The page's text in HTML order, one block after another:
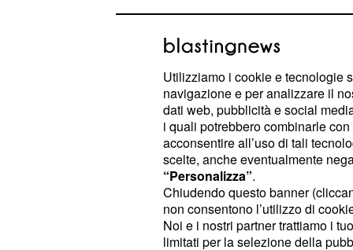
L'arrivo in aeroporto
comunicazione
I ragazzi sono arrivati aZaventem
alle 15. Il personale, però, gli ha
corso uno sciopero ed i loro volo
compagnia Ryanair) era
giovanissimi passeggeri, smarriti,
accompagnatori maggiorenni che,
Utilizziamo i cookie e tecnologie
navigazione e per analizzare il
dati web, pubblicità e social
i quali potrebbero combinarle
acconsentire all’uso di tali
scelte, anche eventualmente
“Personalizza”.
Chiudendo questo banner
non consentono l’utilizzo di
Noi e i nostri partner trattiamo i
limitati per la selezione della